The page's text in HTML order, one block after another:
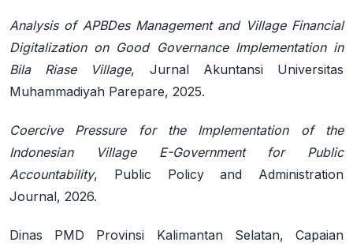
Analysis of APBDes Management and Village Financial
Digitalization on Good Governance Implementation in
Bila Riase Village, Jurnal Akuntansi Universitas
Muhammadiyah Parepare, 2025.
Coercive Pressure for the Implementation of the
Indonesian Village E-Government for Public
Accountability, Public Policy and Administration
Journal, 2026.
Dinas PMD Provinsi Kalimantan Selatan, Capaian